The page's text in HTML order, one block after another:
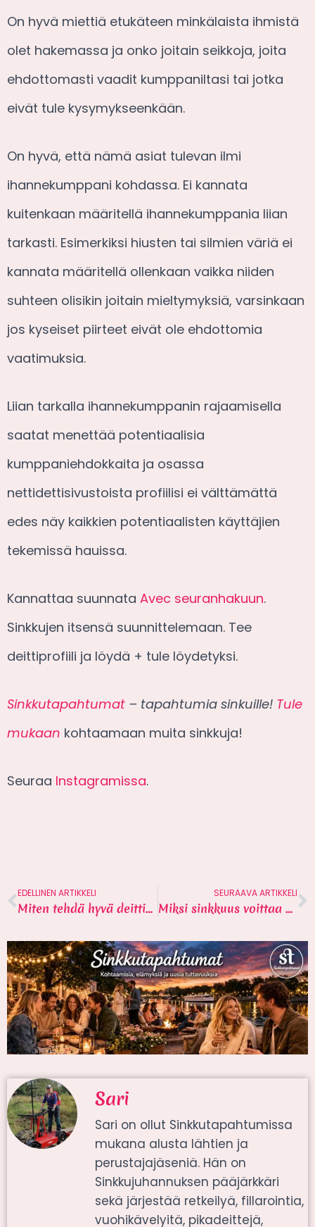
On hyvä miettiä etukäteen minkälaista ihmistä
olet hakemassa ja onko joitain seikkoja, joita
ehdottomasti vaadit kumppaniltasi tai jotka
eivät tule kysymykseenkään.
On hyvä, että nämä asiat tulevan ilmi
ihannekumppani kohdassa. Ei kannata
kuitenkaan määritellä ihannekumppania liian
tarkasti. Esimerkiksi hiusten tai silmien väriä ei
kannata määritellä ollenkaan vaikka niiden
suhteen olisikin joitain mieltymyksiä, varsinkaan
jos kyseiset piirteet eivät ole ehdottomia
vaatimuksia.
Liian tarkalla ihannekumppanin rajaamisella
saatat menettää potentiaalisia
kumppaniehdokkaita ja osassa
nettidettisivustoista profiilisi ei välttämättä
edes näy kaikkien potentiaalisten käyttäjien
tekemissä hauissa.
Kannattaa suunnata Avec seuranhakuun.
Sinkkujen itsensä suunnittelemaan. Tee
deittiprofiili ja löydä + tule löydetyksi.
Sinkkutapahtumat – tapahtumia sinkuille! Tule
mukaan kohtaamaan muita sinkkuja!
Seuraa Instagramissa.
EDELLINEN ARTIKKELI
Miten tehdä hyvä deittiprofiili? 6 vinkkiä
SEURAAVA ARTIKKELI
Miksi sinkkuus voittaa parisuhteen? 11 syytä
Sari
Sari on ollut Sinkkutapahtumissa
mukana alusta lähtien ja
perustajajäseniä. Hän on
Sinkkujuhannuksen pääjärkkäri
sekä järjestää retkeilyä, fillarointia,
vuohikävelyitä, pikadeittejä,